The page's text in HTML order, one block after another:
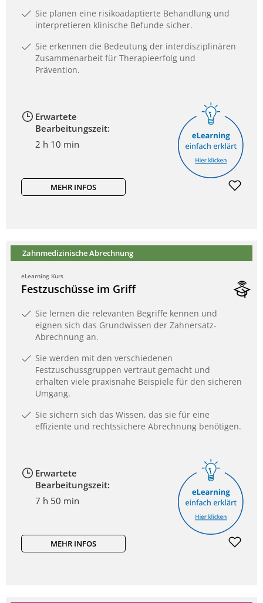
Sie planen eine risikoadaptierte Behandlung und
interpretieren klinische Befunde sicher.
Sie erkennen die Bedeutung der interdisziplinären
Zusammenarbeit für Therapieerfolg und
Prävention.
Erwartete
Bearbeitungszeit:
2 h 10 min
MEHR INFOS
Zahnmedizinische Abrechnung
eLearning Kurs
Festzuschüsse im Griff
Sie lernen die relevanten Begriffe kennen und
eignen sich das Grundwissen der Zahnersatz-
Abrechnung an.
Sie werden mit den verschiedenen
Festzuschussgruppen vertraut gemacht und
erhalten viele praxisnahe Beispiele für den sicheren
Umgang.
Sie sichern sich das Wissen, das sie für eine
effiziente und rechtssichere Abrechnung benötigen.
Erwartete
Bearbeitungszeit:
7 h 50 min
MEHR INFOS